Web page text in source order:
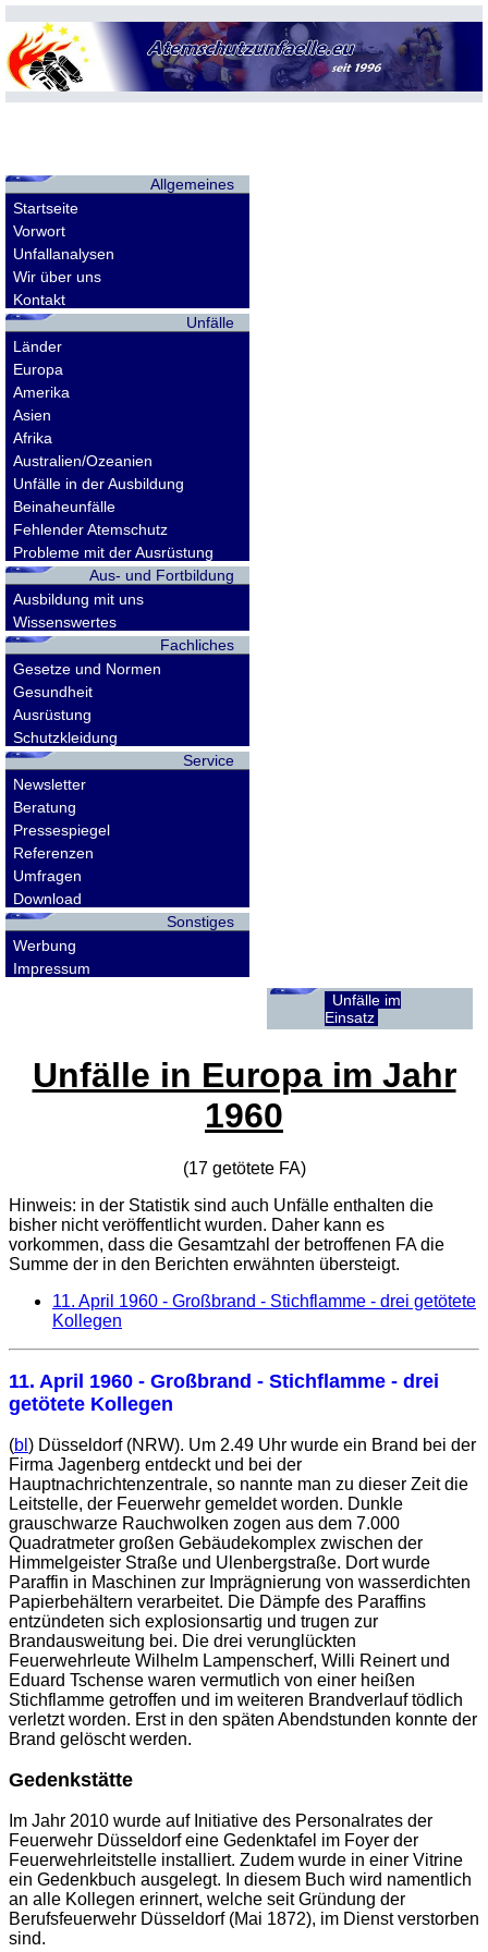
Allgemeines
Startseite
Vorwort
Unfallanalysen
Wir über uns
Kontakt
Unfälle
Länder
Europa
Amerika
Asien
Afrika
Australien/Ozeanien
Unfälle in der Ausbildung
Beinaheunfälle
Fehlender Atemschutz
Probleme mit der Ausrüstung
Aus- und Fortbildung
Ausbildung mit uns
Wissenswertes
Fachliches
Gesetze und Normen
Gesundheit
Ausrüstung
Schutzkleidung
Service
Newsletter
Beratung
Pressespiegel
Referenzen
Umfragen
Download
Sonstiges
Werbung
Impressum
Unfälle im
Einsatz
Unfälle in Europa im Jahr
1960
(17 getötete FA)
Hinweis: in der Statistik sind auch Unfälle enthalten die
bisher nicht veröffentlicht wurden. Daher kann es
vorkommen, dass die Gesamtzahl der betroffenen FAdie
Summe der in den Berichten erwähnten übersteigt.
11. April 1960 - Großbrand - Stichflamme - drei getötete
Kollegen
11. April 1960 - Großbrand - Stichflamme - drei
getötete Kollegen
(bl ) Düsseldorf (NRW). Um 2.49 Uhr wurde ein Brand bei der
Firma Jagenberg entdeckt und bei der
Hauptnachrichtenzentrale, so nannte man zu dieser Zeit die
Leitstelle, der Feuerwehr gemeldet worden. Dunkle
grauschwarze Rauchwolken zogen aus dem 7.000
Quadratmeter großen Gebäudekomplex zwischen der
Himmelgeister Straße und Ulenbergstraße. Dort wurde
Paraffin in Maschinen zur Imprägnierung von wasserdichten
Papierbehältern verarbeitet. Die Dämpfe des Paraffins
entzündeten sich explosionsartig und trugen zur
Brandausweitung bei. Die drei verunglückten
Feuerwehrleute Wilhelm Lampenscherf, Willi Reinert und
Eduard Tschense waren vermutlich von einer heißen
Stichflamme getroffen und im weiteren Brandverlauf tödlich
verletzt worden. Erst in den späten Abendstunden konnte der
Brand gelöscht werden.
Gedenkstätte
Im Jahr 2010 wurde auf Initiative des Personalrates der
Feuerwehr Düsseldorf eine Gedenktafel im Foyer der
Feuerwehrleitstelle installiert. Zudem wurde in einer Vitrine
ein Gedenkbuch ausgelegt. In diesem Buch wird namentlich
an alle Kollegen erinnert, welche seit Gründung der
Berufsfeuerwehr Düsseldorf (Mai 1872), im Dienst verstorben
sind.